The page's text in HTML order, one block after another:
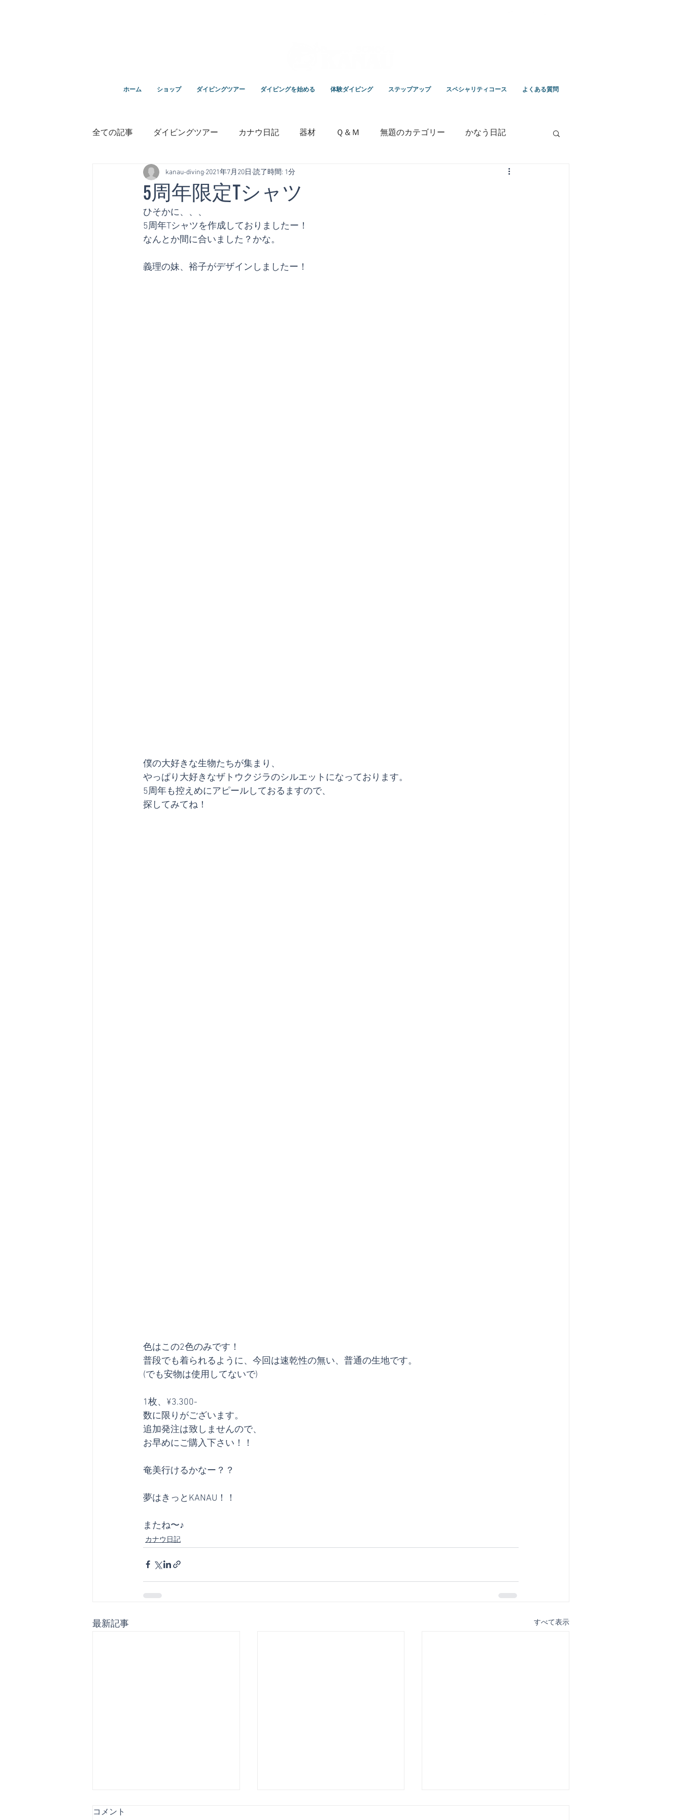
ホーム ショップ ダイビングツアー ダイビングを始める 体験ダイビング ステップアップ スペシャリティコース よくある質問
全ての記事 ダイビングツアー カナウ日記 器材 Ｑ＆Ｍ 無題のカテゴリー かなう日記
鵜来島ダイビング いっちゃんの毎日ブログ 竹野ツアー
１０周年
5周年限定Tシャツ
kanau-diving 2021年7月20日 読了時間: 1分
ひそかに、、、
5周年Tシャツを作成しておりましたー！
なんとか間に合いました？かな。
義理の妹、裕子がデザインしましたー！
僕の大好きな生物たちが集まり、
やっぱり大好きなザトウクジラのシルエットになっております。
5周年も控えめにアピールしておるますので、
探してみてね！
色はこの2色のみです！
普段でも着られるように、今回は速乾性の無い、普通の生地です。
(でも安物は使用してないで)
1枚、¥3.300-
数に限りがございます。
追加発注は致しませんので、
お早めにご購入下さい！！
奄美行けるかなー？？
夢はきっとKANAU！！
またね〜♪
カナウ日記
最新記事 すべて表示
コメント